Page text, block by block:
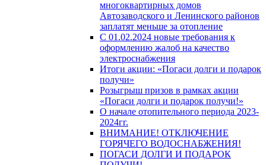
многоквартирных домов
Автозаводского и Ленинского районов
заплатят меньше за отопление
С 01.02.2024 новые требования к
оформлению жалоб на качество
электроснабжения
Итоги акции: «Погаси долги и подарок
получи»
Розыгрыш призов в рамках акции
«Погаси долги и подарок получи!»
О начале отопительного периода 2023-
2024гг.
ВНИМАНИЕ! ОТКЛЮЧЕНИЕ
ГОРЯЧЕГО ВОДОСНАБЖЕНИЯ!
ПОГАСИ ДОЛГИ И ПОДАРОК